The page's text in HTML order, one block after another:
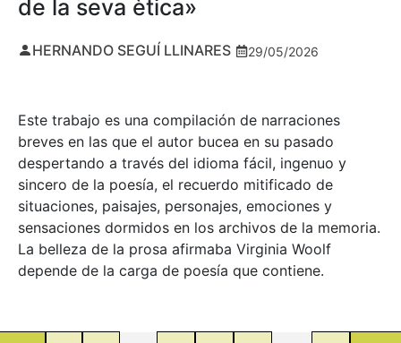
de la seva ètica»
HERNANDO SEGUÍ LLINARES 29/05/2026
Este trabajo es una compilación de narraciones
breves en las que el autor bucea en su pasado
despertando a través del idioma fácil, ingenuo y
sincero de la poesía, el recuerdo mitificado de
situaciones, paisajes, personajes, emociones y
sensaciones dormidos en los archivos de la memoria.
La belleza de la prosa afirmaba Virginia Woolf
depende de la carga de poesía que contiene.